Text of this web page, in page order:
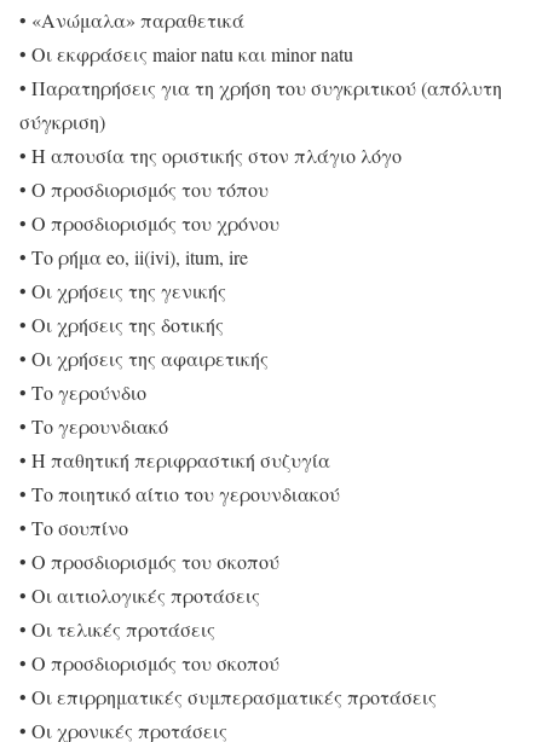
• «Ανώμαλα» παραθετικά
• Οι εκφράσεις maior natu και minor natu
• Παρατηρήσεις για τη χρήση του συγκριτικού (απόλυτη
σύγκριση)
• Η απουσία της οριστικής στον πλάγιο λόγο
• Ο προσδιορισμός του τόπου
• Ο προσδιορισμός του χρόνου
• Το ρήμα eo, ii(ivi), itum, ire
• Οι χρήσεις της γενικής
• Οι χρήσεις της δοτικής
• Οι χρήσεις της αφαιρετικής
• Το γερούνδιο
• Το γερουνδιακό
• Η παθητική περιφραστική συζυγία
• Το ποιητικό αίτιο του γερουνδιακού
• Το σουπίνο
• Ο προσδιορισμός του σκοπού
• Οι αιτιολογικές προτάσεις
• Οι τελικές προτάσεις
• Ο προσδιορισμός του σκοπού
• Οι επιρρηματικές συμπερασματικές προτάσεις
• Οι χρονικές προτάσεις